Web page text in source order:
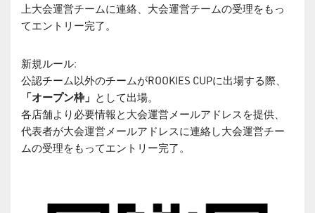
上大会運営チームに連絡、大会運営チームの受理をもっ
てエントリー完了。
新規ルール:
公認チーム以外のチームがROOKIES CUPに出場する際、
「オープン枠」 として出場。
各店舗より必要情報と大会運営メールアドレスを提供、
代表者が大会運営メールアドレスに連絡し大会運営チー
ムの受理をもってエントリー完了。